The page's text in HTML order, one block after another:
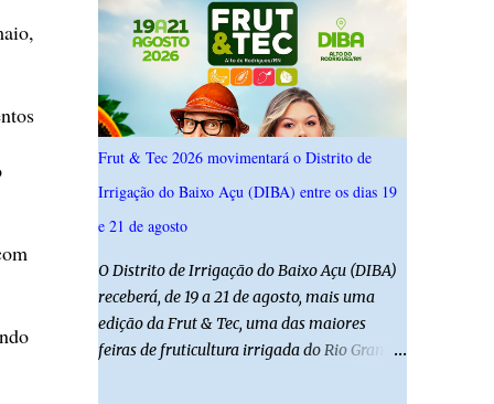
souberam responder. A pesquisa IPSsensus
ouviu 1.500 eleitores em todas as regiões do
Rio Grande do Norte entre os dias 18 e 22 de
junho de 2026. O levantamento possui
margem de erro de 2,5 pontos percentuais e
nível de confiança de 95%. Registro no TSE:
RN-09520/2026
Frut & Tec 2026 movimentará o Distrito de
Irrigação do Baixo Açu (DIBA) entre os dias 19
e 21 de agosto
O Distrito de Irrigação do Baixo Açu (DIBA)
receberá, de 19 a 21 de agosto, mais uma
edição da Frut & Tec, uma das maiores
feiras de fruticultura irrigada do Rio Grande